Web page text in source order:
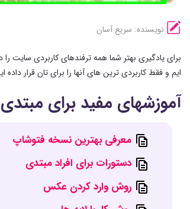
نویسنده: سریع آسان
برای یادگیری بهتر شما همه ترفندهای کاربردی سایت
ایم و فقط کاربردی ترین های آنها را برای تان قرار داده
آموزشهای مفید برای
معرفی بهترین نسخه فتوشاپ
دستورات برای افراد مبتدی
روش وارد کردن عکس